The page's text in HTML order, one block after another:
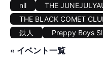
nil
THE
THE BLACK COMET
鉄人
Preppy Boys
« イベント一覧